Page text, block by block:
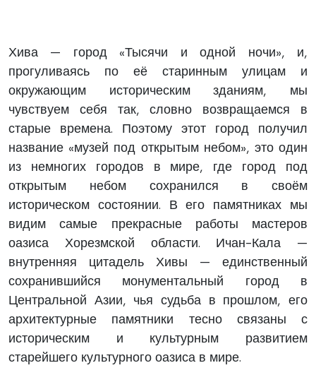
Хива — город «Тысячи и одной ночи», и,
прогуливаясь по её старинным улицам и
окружающим историческим зданиям, мы
чувствуем себя так, словно возвращаемся в
старые времена. Поэтому этот город получил
название «музей под открытым небом», это один
из немногих городов в мире, где город под
открытым небом сохранился в своём
историческом состоянии. В его памятниках мы
видим самые прекрасные работы мастеров
оазиса Хорезмской области. Ичан-Кала —
внутренняя цитадель Хивы — единственный
сохранившийся монументальный город в
Центральной Азии, чья судьба в прошлом, его
архитектурные памятники тесно связаны с
историческим и культурным развитием
старейшего культурного оазиса в мире.